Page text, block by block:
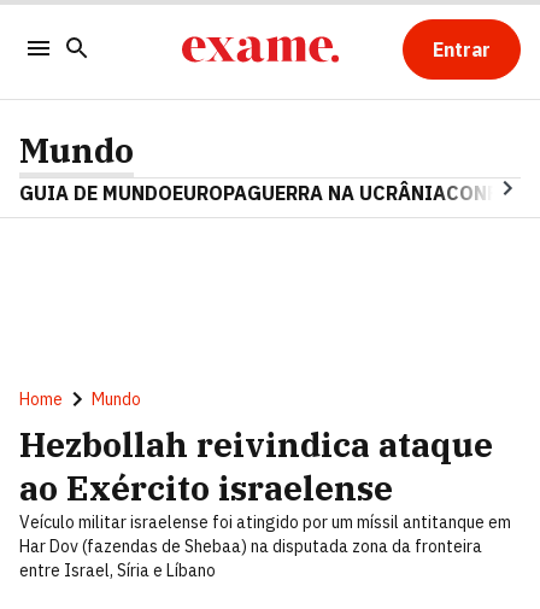
Entrar
Mundo
GUIA DE MUNDOEUROPAGUERRA NA UCRÂNIA
Home Mundo
Hezbollah reivindica ataque
ao Exército israelense
Veículo militar israelense foi atingido por um míssil antitanque em
Har Dov (fazendas de Shebaa) na disputada zona da fronteira
entre Israel, Síria e Líbano